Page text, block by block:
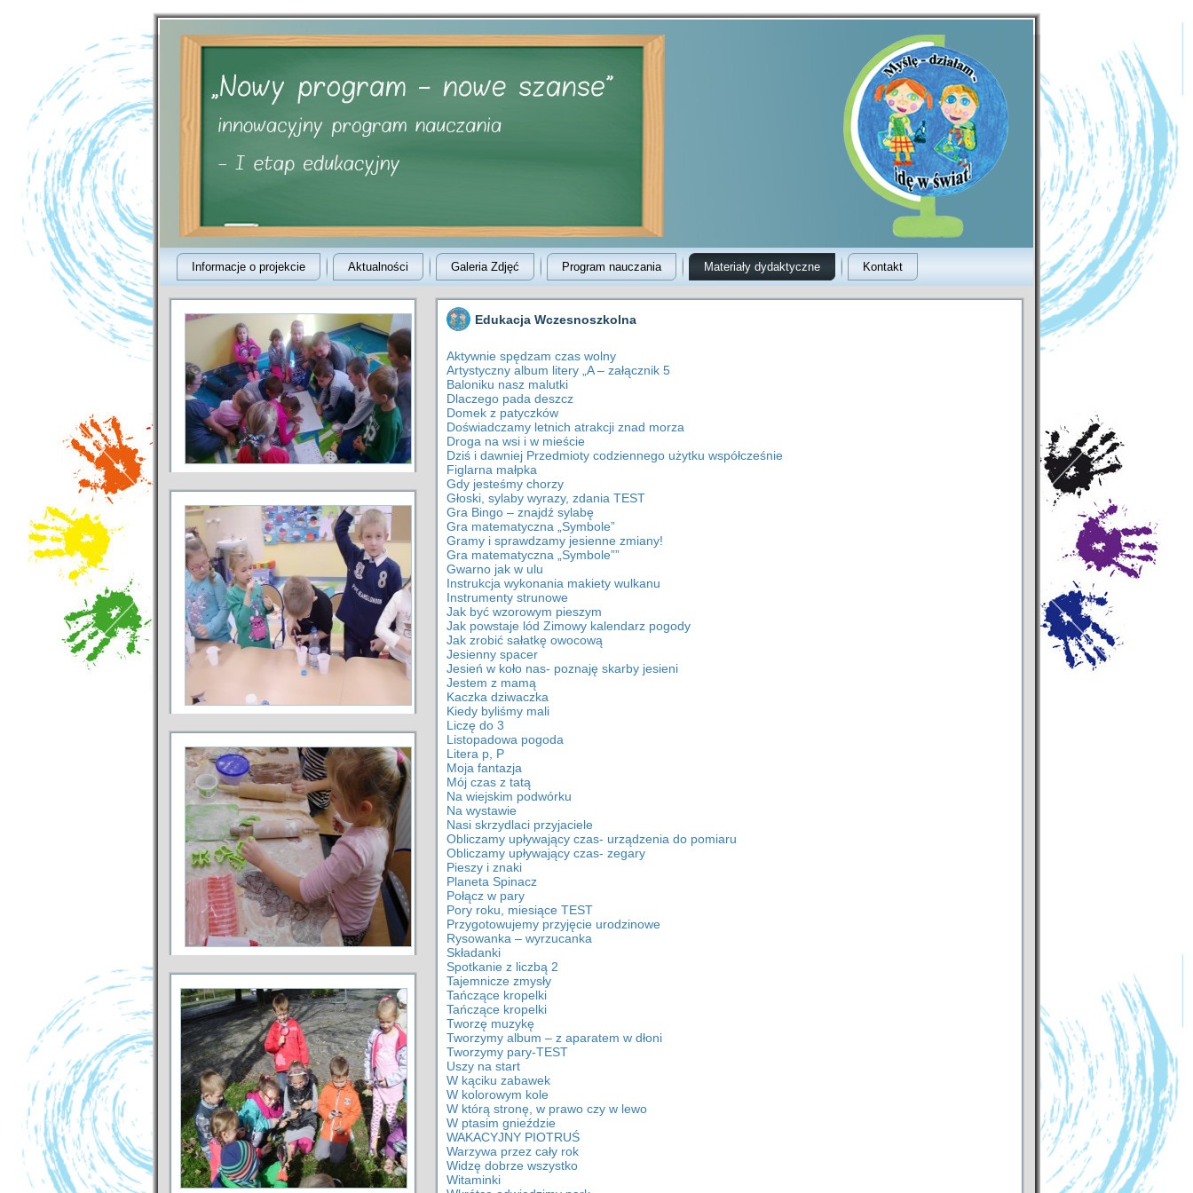
Informacje o projekcie Aktualności Galeria Zdjęć Program nauczania Materiały dydaktyczne Kontakt
Edukacja Wczesnoszkolna
Aktywnie spędzam czas wolny
Artystyczny album litery „A – załącznik 5
Baloniku nasz malutki
Dlaczego pada deszcz
Domek z patyczków
Doświadczamy letnich atrakcji znad morza
Droga na wsi i w mieście
Dziś i dawniej Przedmioty codziennego użytku współcześnie
Figlarna małpka
Gdy jesteśmy chorzy
Głoski, sylaby wyrazy, zdania TEST
Gra Bingo – znajdź sylabę
Gra matematyczna „Symbole”
Gramy i sprawdzamy jesienne zmiany!
Gra matematyczna „Symbole””
Gwarno jak w ulu
Instrukcja wykonania makiety wulkanu
Instrumenty strunowe
Jak być wzorowym pieszym
Jak powstaje lód Zimowy kalendarz pogody
Jak zrobić sałatkę owocową
Jesienny spacer
Jesień w koło nas- poznaję skarby jesieni
Jestem z mamą
Kaczka dziwaczka
Kiedy byliśmy mali
Liczę do 3
Listopadowa pogoda
Litera p, P
Moja fantazja
Mój czas z tatą
Na wiejskim podwórku
Na wystawie
Nasi skrzydlaci przyjaciele
Obliczamy upływający czas- urządzenia do pomiaru
Obliczamy upływający czas- zegary
Pieszy i znaki
Planeta Spinacz
Połącz w pary
Pory roku, miesiące TEST
Przygotowujemy przyjęcie urodzinowe
Rysowanka – wyrzucanka
Składanki
Spotkanie z liczbą 2
Tajemnicze zmysły
Tańczące kropelki
Tańczące kropelki
Tworzę muzykę
Tworzymy album – z aparatem w dłoni
Tworzymy pary-TEST
Uszy na start
W kąciku zabawek
W kolorowym kole
W którą stronę, w prawo czy w lewo
W ptasim gnieździe
WAKACYJNY PIOTRUŚ
Warzywa przez cały rok
Widzę dobrze wszystko
Witaminki